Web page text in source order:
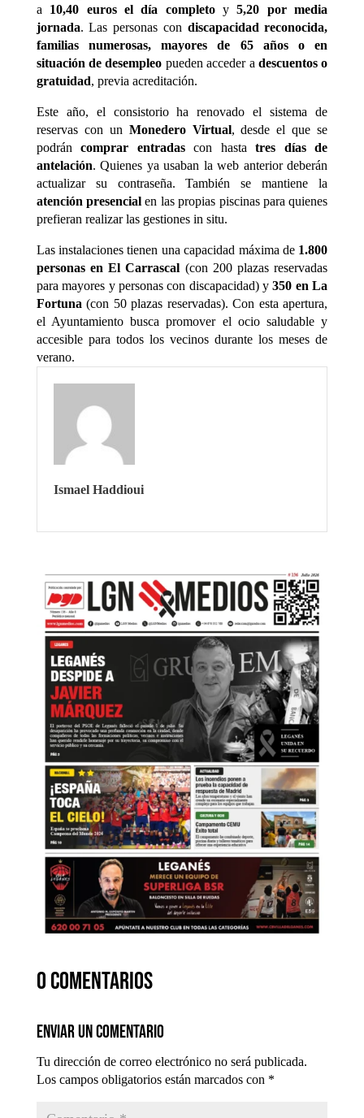
a 10,40 euros el día completoy5,20 por media
jornada. Las personas con discapacidad reconocida,
familias numerosas, mayores de 65 años o en
situación de desempleo pueden acceder a descuentos o
gratuidad, previa acreditación.
Este año, el consistorio ha renovado el sistema de
reservas con un Monedero Virtual, desde el que se
podráncomprar entradascon hastatres días de
antelación. Quienes ya usaban la web anterior deberán
actualizar su contraseña. También se mantiene la
atención presencial en las propias piscinas para quienes
prefieran realizar las gestiones in situ.
Las instalaciones tienen una capacidad máxima de 1.800
personas en El Carrascal (con 200 plazas reservadas
para mayores y personas con discapacidad) y350 en La
Fortuna (con 50 plazas reservadas). Con esta apertura,
el Ayuntamiento busca promover el ocio saludable y
accesible para todos los vecinos durante los meses de
verano.
Ismael Haddioui
0 comentarios
Enviar un comentario
Tu dirección de correo electrónico no será publicada.
Los campos obligatorios están marcados con *